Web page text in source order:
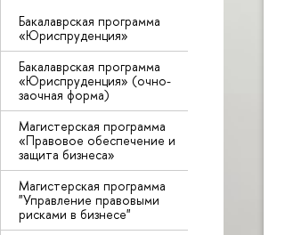
Бакалаврская программа
«Юриспруденция»
Бакалаврская программа
«Юриспруденция» (очно-
заочная форма)
Магистерская программа
«Правовое обеспечение и
защита бизнеса»
Магистерская программа
"Управление правовыми
рисками в бизнесе"